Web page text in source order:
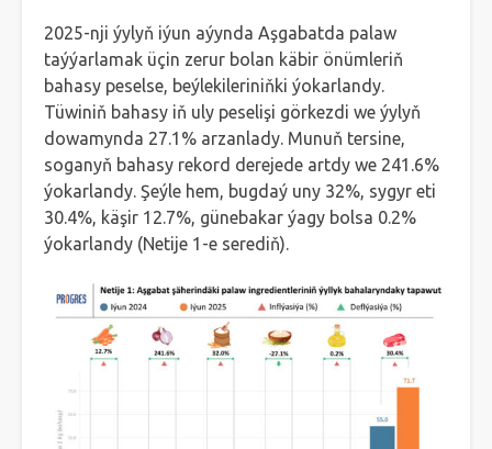
2025-nji ýylyň iýun aýynda Aşgabatda palaw
taýýarlamak üçin zerur bolan käbir önümleriň
bahasy peselse, beýlekileriniňki ýokarlandy.
Tüwiniň bahasy iň uly peselişi görkezdi we ýylyň
dowamynda 27.1% arzanlady. Munuň tersine,
soganyň bahasy rekord derejede artdy we 241.6%
ýokarlandy. Şeýle hem, bugdaý uny 32%, sygyr eti
30.4%, käşir 12.7%, günebakar ýagy bolsa 0.2%
ýokarlandy (Netije 1-e serediň).